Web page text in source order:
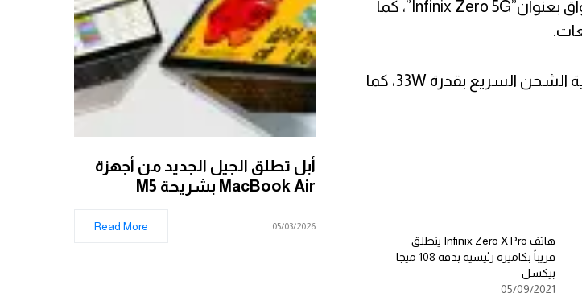
أيضاً تشير بعض التوقعات إلى أن الهاتف ينطلق للأسواق بعنوان”Infinix Zero 5G”، كما
ويضم الهاتف بطارية بقدرة 5000 mAh، والتي تدعم تقنية الشحن السريع بقدرة 33W، كما
هاتف Infinix Zero X Pro ينطلق
قريباً بكاميرة رئيسية بدقة 108 ميجا
بيكسل
05/09/2021
أبل تطلق الجيل الجديد من أجهزة
MacBook Air بشريحة M5
05/03/2026
Read More